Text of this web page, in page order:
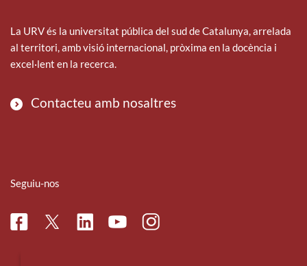
La URV és la universitat pública del sud de Catalunya, arrelada
al territori, amb visió internacional, pròxima en la docència i
excel·lent en la recerca.
Contacteu amb nosaltres
Seguiu-nos
FacebookTwitterLinkedinYoutubeInstagram